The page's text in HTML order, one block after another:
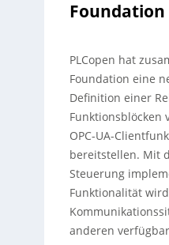
Foundation
PLCopen hat
Foundation eine
Definition einer
Funktionsblöcken
OPC-UA-
bereitstellen. Mit
Steuerung
Funktionalität
anderen